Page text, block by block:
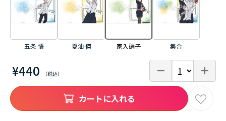
¥440
五条 悟 夏油 傑 家入硝子 集合
カートに入れる